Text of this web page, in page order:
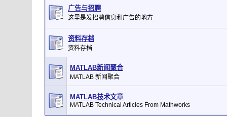
广告与招聘
这里是发招聘信息和广告的地方
资料存档
资料存档
MATLAB新闻聚合
MATLAB 新闻聚合
MATLAB技术文章
MATLAB Technical Articles From Mathworks